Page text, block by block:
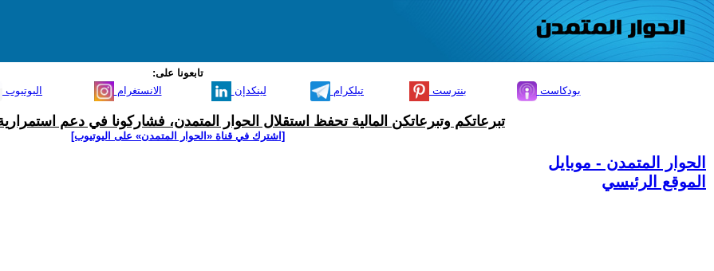
تابعونا على:
اليوتيوب الانستغرام لينكدإن تيلكرام بنترست بودكاست
تبرعاتكم وتبرعاتكن المالية تحفظ استقلال الحوار المتمدن، فشاركونا في دعم
[اشترك في قناة ‫«الحوار المتمدن» على اليوتيوب]
الحوار المتمدن - موبايل
الموقع الرئيسي